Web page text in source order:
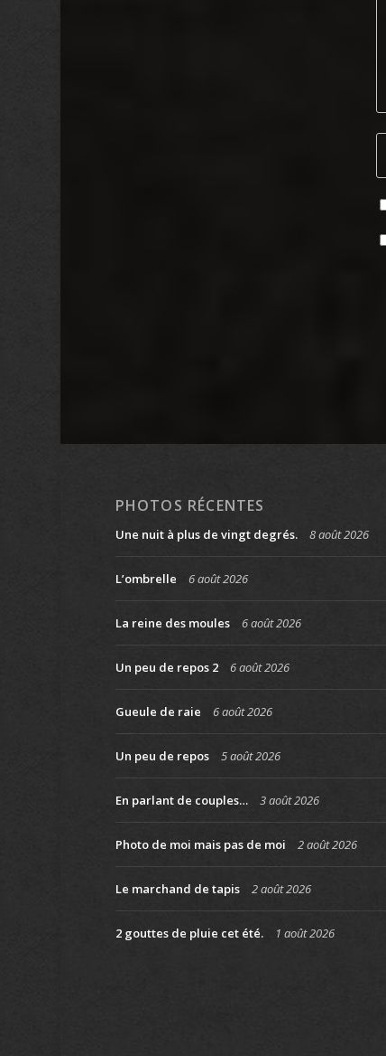
PHOTOS RÉCENTES
Une nuit à plus de vingt degrés. 8 août 2026
L’ombrelle 6 août 2026
La reine des moules 6 août 2026
Un peu de repos 2 6 août 2026
Gueule de raie 6 août 2026
Un peu de repos 5 août 2026
En parlant de couples… 3 août 2026
Photo de moi mais pas de moi 2 août 2026
Le marchand de tapis 2 août 2026
2 gouttes de pluie cet été. 1 août 2026